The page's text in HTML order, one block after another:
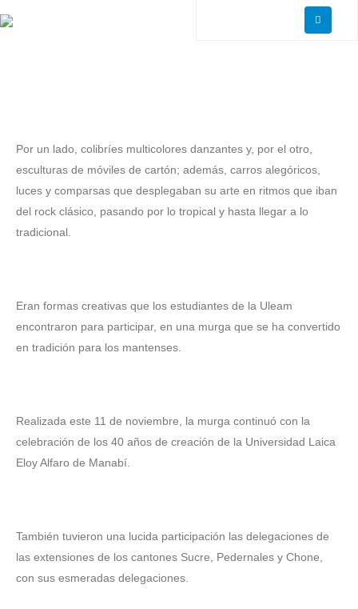
‎Por un lado, colibríes multicolores danzantes y, por el otro,
esculturas de móviles de cartón; además, carros alegóricos,
luces y comparsas que desplegaban su arte en ritmos que iban
del rock clásico, pasando por lo tropical y hasta llegar a lo
tradicional.
‎Eran formas creativas que los estudiantes de la Uleam
encontraron para participar, en una murga que se ha convertido
en tradición para los mantenses.
‎Realizada este 11 de noviembre, la murga continuó con la
celebración de los 40 años de creación de la Universidad Laica
Eloy Alfaro de Manabí.
‎También tuvieron una lucida participación las delegaciones de
las extensiones de los cantones Sucre, Pedernales y Chone,
con sus esmeradas delegaciones.